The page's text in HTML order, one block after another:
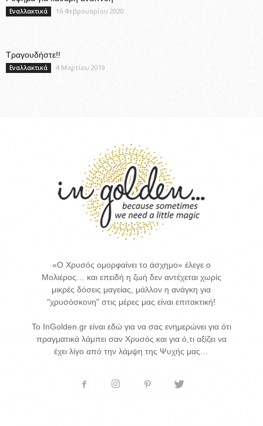
Εναλλακτικά 16 Φεβρουαρίου 2020
Τραγουδήστε!!
Εναλλακτικά 4 Μαρτίου 2019
«Ο Χρυσός ομορφαίνει το άσχημο» έλεγε ο
Μολιέρος… και επειδή η ζωή δεν αντέχεται χωρίς
μικρές δόσεις μαγείας, μάλλον η ανάγκη για
"χρυσόσκονη" στις μέρες μας είναι επιτακτική!
Το InGolden.gr είναι εδώ για να σας ενημερώνει για ότι
πραγματικά λάμπει σαν Χρυσός και για ό,τι αξίζει να
έχει λίγο από την λάμψη της Ψυχής μας…